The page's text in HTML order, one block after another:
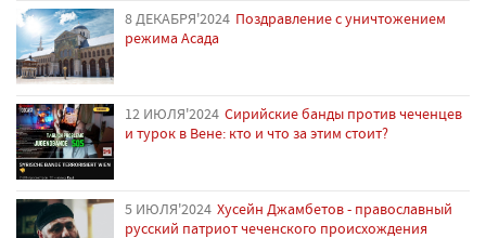
8 ДЕКАБРЯ'2024 Поздравление с уничтожением
режима Асада
12 ИЮЛЯ'2024 Сирийские банды против чеченцев
и турок в Вене: кто и что за этим стоит?
5 ИЮЛЯ'2024 Хусейн Джамбетов - православный
русский патриот чеченского происхождения